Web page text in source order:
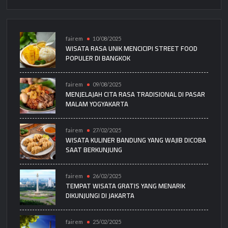
fairem 10/08/2025
WISATA RASA UNIK MENCICIPI STREET FOOD
POPULER DI BANGKOK
fairem 09/08/2025
MENJELAJAH CITA RASA TRADISIONAL DI PASAR
MALAM YOGYAKARTA
fairem 27/02/2025
WISATA KULINER BANDUNG YANG WAJIB DICOBA
SAAT BERKUNJUNG
fairem 26/02/2025
TEMPAT WISATA GRATIS YANG MENARIK
DIKUNJUNGI DI JAKARTA
fairem 25/02/2025